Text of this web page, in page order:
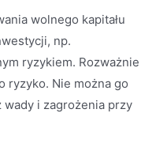
wolnego kapitału
np.
ryzykiem. Rozważnie
ryzyko. Nie można go
wady i zagrożenia przy